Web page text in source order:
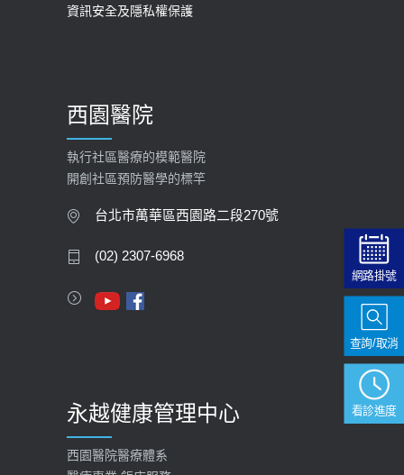
2025-09-30
【快速肝癌篩檢MRI】新檢查服務
2026-02-06
大吃大喝、肥胖害到膽囊！膽結石、
膽息肉如何處理？
2023-09-27
資訊安全及隱私權保護
西園醫院
執行社區醫療的模範醫院
開創社區預防醫學的標竿
台北市萬華區西園路二段270號
(02) 2307-6968
永越健康管理中心
西園醫院醫療體系
網路掛號
看診進度
查詢/取消